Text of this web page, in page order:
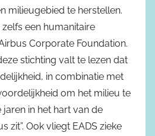
milieugebied te herstellen.
een humanitaire
Corporate Foundation.
stichting valt te lezen dat
in combinatie met
om het milieu te
in het hart van de
zit”. Ook vliegt EADS zieke